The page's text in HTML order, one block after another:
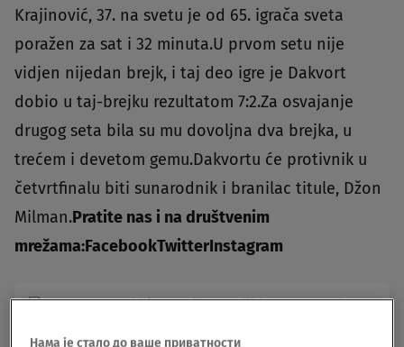
Krajinović, 37. na svetu je od 65. igrača sveta
poražen za sat i 32 minuta.U prvom setu nije
vidjen nijedan brejk, i taj deo igre je Dakvort
dobio u taj-brejku rezultatom 7:2.Za osvajanje
drugog seta bila su mu dovoljna dva brejka, u
trećem i devetom gemu.Dakvortu će protivnik u
četvrtfinalu biti sunarodnik i branilac titule, Džon
Milman.Pratite nas i na društvenim
mrežama:FacebookTwitterInstagram
Jokićeve reči o Srbiji izazvale novi
Rađu
Нама је стало до ваше приватности